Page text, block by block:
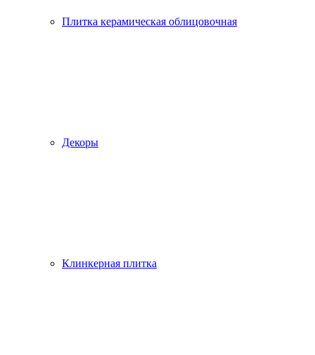
Плитка керамическая облицовочная
Декоры
Клинкерная плитка